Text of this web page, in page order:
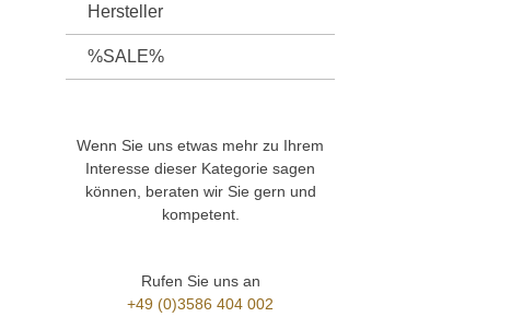
Hersteller
%SALE%
Wenn Sie uns etwas mehr zu Ihrem
Interesse dieser Kategorie sagen
können, beraten wir Sie gern und
kompetent.
Rufen Sie uns an
+49 (0)3586 404 002